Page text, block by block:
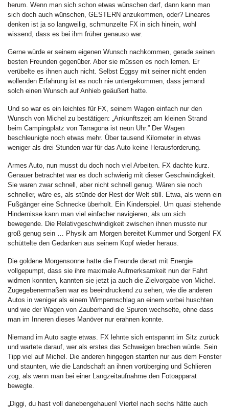
herum. Wenn man sich schon etwas wünschen darf, dann kann man
sich doch auch wünschen, GESTERN anzukommen, oder? Lineares
denken ist ja so langweilig, schmunzelte FX in sich hinein, wohl
wissend, dass es bei ihm früher genauso war.
Gerne würde er seinem eigenen Wunsch nachkommen, gerade seinen
besten Freunden gegenüber. Aber sie müssen es noch lernen. Er
verübelte es ihnen auch nicht. Selbst Eggsy mit seiner nicht enden
wollenden Erfahrung ist es noch nie untergekommen, dass jemand
solch einen Wunsch auf Anhieb geäußert hatte.
Und so war es ein leichtes für FX, seinem Wagen einfach nur den
Wunsch von Michel zu bestätigen: „Ankunftszeit am kleinen Strand
beim Campingplatz von Tarragona ist neun Uhr.” Der Wagen
beschleunigte noch etwas mehr. Über tausend Kilometer in etwas
weniger als drei Stunden war für das Auto keine Herausforderung.
Armes Auto, nun musst du doch noch viel Arbeiten. FX dachte kurz.
Genauer betrachtet war es doch schwierig mit dieser Geschwindigkeit.
Sie waren zwar schnell, aber nicht schnell genug. Wären sie noch
schneller, wäre es, als stünde der Rest der Welt still. Etwa, als wenn ein
Fußgänger eine Schnecke überholt. Ein Kinderspiel. Um quasi stehende
Hindernisse kann man viel einfacher navigieren, als um sich
bewegende. Die Relativgeschwindigkeit zwischen ihnen musste nur
groß genug sein … Physik am Morgen bereitet Kummer und Sorgen! FX
schüttelte den Gedanken aus seinem Kopf wieder heraus.
Die goldene Morgensonne hatte die Freunde derart mit Energie
vollgepumpt, dass sie ihre maximale Aufmerksamkeit nun der Fahrt
widmen konnten, kannten sie jetzt ja auch die Zielvorgabe von Michel.
Zugegebenermaßen war es beeindruckend zu sehen, wie die anderen
Autos in weniger als einem Wimpernschlag an einem vorbei huschten
und wie der Wagen von Zauberhand die Spuren wechselte, ohne dass
man im Inneren dieses Manöver nur erahnen konnte.
Niemand im Auto sagte etwas. FX lehnte sich entspannt im Sitz zurück
und wartete darauf, wer als erstes das Schweigen brechen würde. Sein
Tipp viel auf Michel. Die anderen hingegen starrten nur aus dem Fenster
und staunten, wie die Landschaft an ihnen vorüberging und Schlieren
zog, als wenn man bei einer Langzeitaufnahme den Fotoapparat
bewegte.
„Diggi, du hast voll danebengehauen! Viertel nach sechs hätte auch